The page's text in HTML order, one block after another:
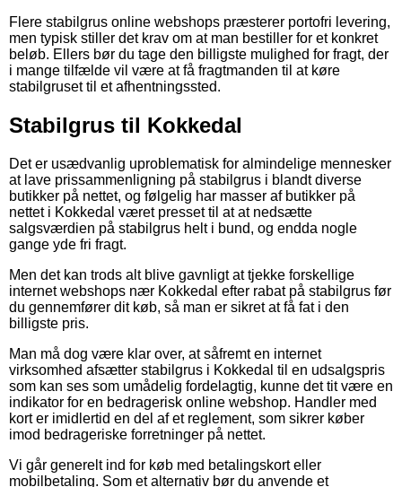
Flere stabilgrus online webshops præsterer portofri levering,
men typisk stiller det krav om at man bestiller for et konkret
beløb. Ellers bør du tage den billigste mulighed for fragt, der
i mange tilfælde vil være at få fragtmanden til at køre
stabilgruset til et afhentningssted.
Stabilgrus til Kokkedal
Det er usædvanlig uproblematisk for almindelige mennesker
at lave prissammenligning på stabilgrus i blandt diverse
butikker på nettet, og følgelig har masser af butikker på
nettet i Kokkedal været presset til at at nedsætte
salgsværdien på stabilgrus helt i bund, og endda nogle
gange yde fri fragt.
Men det kan trods alt blive gavnligt at tjekke forskellige
internet webshops nær Kokkedal efter rabat på stabilgrus før
du gennemfører dit køb, så man er sikret at få fat i den
billigste pris.
Man må dog være klar over, at såfremt en internet
virksomhed afsætter stabilgrus i Kokkedal til en udsalgspris
som kan ses som umådelig fordelagtig, kunne det tit være en
indikator for en bedragerisk online webshop. Handler med
kort er imidlertid en del af et reglement, som sikrer køber
imod bedrageriske forretninger på nettet.
Vi går generelt ind for køb med betalingskort eller
mobilbetaling. Som et alternativ bør du anvende et